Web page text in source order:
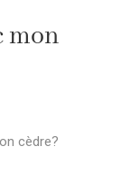
mon
cèdre?